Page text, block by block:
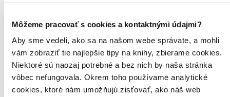
Môžeme pracovať s cookies a kontaktnými údajmi?
Aby sme vedeli, ako sa na našom webe správate, a mohli
vám zobraziť tie najlepšie tipy na knihy, zbierame cookies.
Niektoré sú naozaj potrebné a bez nich by naša stránka
vôbec nefungovala. Okrem toho používame analytické
cookies, ktoré nám umožňujú zisťovať, ako náš web